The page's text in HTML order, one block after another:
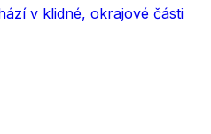
v klidné, okrajové části